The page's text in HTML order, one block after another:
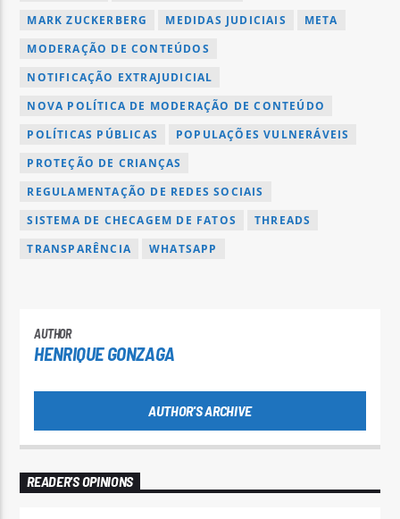
MARK ZUCKERBERG
MEDIDAS JUDICIAIS
META
MODERAÇÃO DE CONTEÚDOS
NOTIFICAÇÃO EXTRAJUDICIAL
NOVA POLÍTICA DE MODERAÇÃO DE CONTEÚDO
POLÍTICAS PÚBLICAS
POPULAÇÕES VULNERÁVEIS
PROTEÇÃO DE CRIANÇAS
REGULAMENTAÇÃO DE REDES SOCIAIS
SISTEMA DE CHECAGEM DE FATOS
THREADS
TRANSPARÊNCIA
WHATSAPP
AUTHOR
HENRIQUE GONZAGA
AUTHOR'S ARCHIVE
READER'S OPINIONS